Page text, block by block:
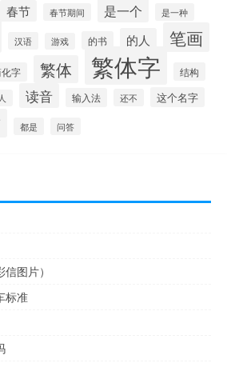
春节 春节期间 是一个 是一种
汉语 游戏 的书 的人 笔画
字 繁体 繁体字 结构
读音 输入法 还不 这个名字
都是 问答
图片）
标准